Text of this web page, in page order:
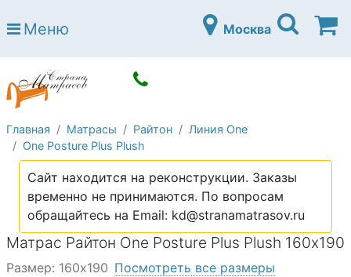
Страна матрасов
Open submenu (Матрасы)
Open submenu (Кровати)
Кровати
Open submenu (Аксессуары)
Open submenu (Диваны)
Диваны
Open submenu (Постельное белье)
Постельное белье
Open submenu (Мебель)
Мебель
Open submenu (Основания)
Основания
Open submenu (Детские матрасы)
Детские матрасы
Меню Москва
Главная Матрасы Райтон
Линия One
One Posture Plus Plush
Сайт находится на реконструкции. Заказы
временно не принимаются. По вопросам
обращайтесь на Email: kd@stranamatrasov.ru
Матрас Райтон One Posture Plus Plush 160х190
Размер: 160х190 Посмотреть все размеры